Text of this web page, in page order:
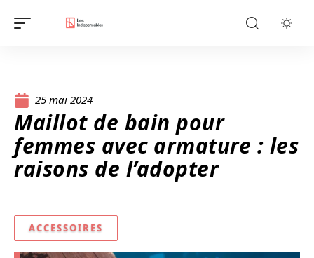
25 mai 2024
Maillot de bain pour
femmes avec armature : les
raisons de l’adopter
ACCESSOIRES